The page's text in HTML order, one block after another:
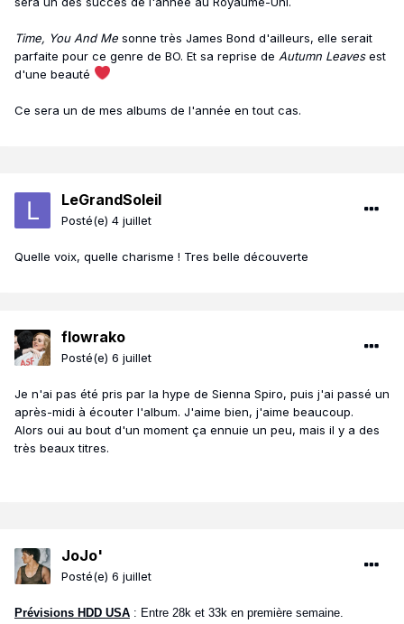
Time, You And Me sonne très James Bond d'ailleurs, elle serait
parfaite pour ce genre de BO. Et sa reprise de Autumn Leavesest
d'une beauté
Ce sera un de mes albums de l'année en tout cas.
LeGrandSoleil
Posté(e) 4 juillet
Quelle voix, quelle charisme ! Tres belle découverte
flowrako
Posté(e) 6 juillet
Je n'ai pas été pris par la hype de Sienna Spiro, puis j'ai passé un
après-midi à écouter l'album. J'aime bien, j'aime beaucoup.
Alors oui au bout d'un moment ça ennuie un peu, mais il y a des
très beaux titres.
JoJo'
Posté(e) 6 juillet
Prévisions HDD USA : Entre 28k et 33k en première semaine.